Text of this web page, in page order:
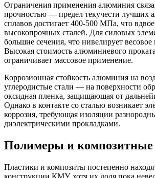
Ограничения применения алюминия
прочностью — предел текучести лучших
сплавов достигает 400-500 МПа, что
высокопрочных сталей. Для силовых
большие сечения, что нивелирует
Высокая стоимость алюминиевого
ограничивает массовое применение.
Коррозионная стойкость алюминия на
углеродистые стали — на поверхности
оксидная пленка, защищающая от
Однако в контакте со сталью возникает
коррозия, требующая изоляции
диэлектрическими прокладками.
Полимеры и композитные
Пластики и композиты постепенно
конструкции КМУ, хотя их доля пока